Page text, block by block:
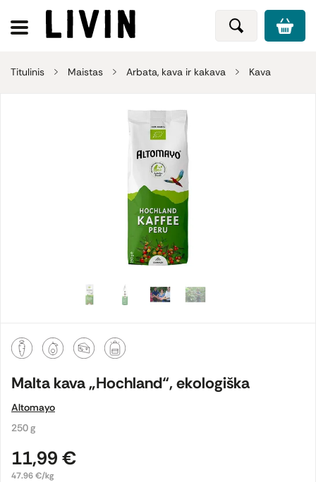
Titulinis Maistas Arbata, kava ir kakava Kava
Malta kava „Hochland“, ekologiška
Altomayo
250 g
11,99 €
47.96 €/kg